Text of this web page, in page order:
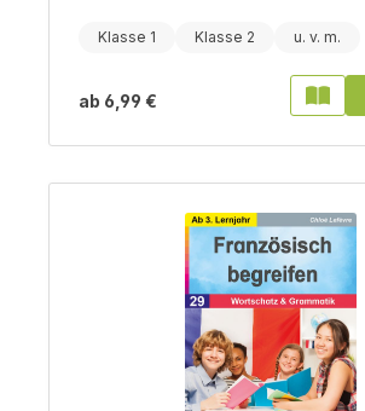
Klasse 1 Klasse 2
ab 6,99 €